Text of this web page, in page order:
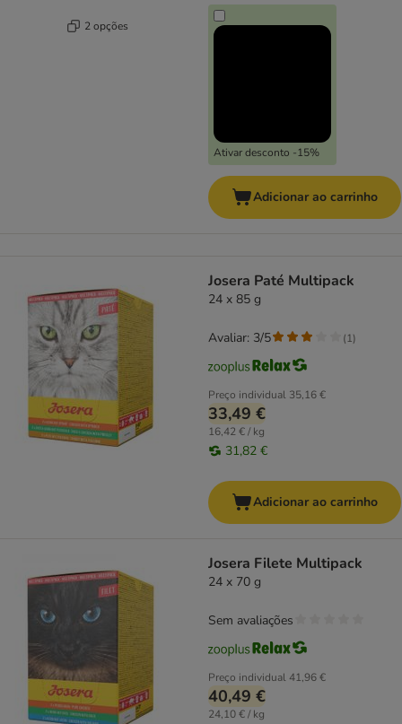
2 opções
Ativar desconto -15%
Adicionar ao carrinho
Josera Paté Multipack
24 x 85 g
Preço individual 35,16 €
33,49 €
16,42 € / kg
31,82 €
Avaliar: 3/5 (1)
Adicionar ao carrinho
Josera Filete Multipack
24 x 70 g
Preço individual41,96 €
40,49 €
24,10 € / kg
Sem avaliações